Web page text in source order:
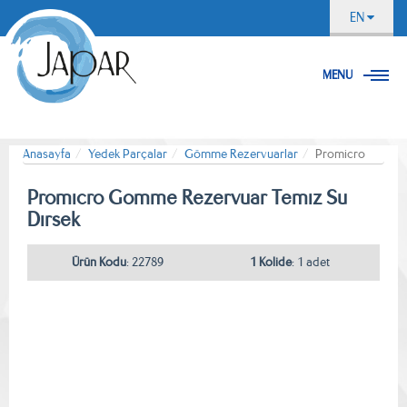
EN
MENU
Anasayfa Yedek Parçalar Gömme Rezervuarlar Promicro
Promıcro Gomme Rezervuar Temız Su
Dırsek
Ürün Kodu: 22789 1 Kolide: 1 adet